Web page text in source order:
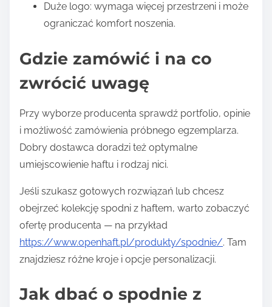
Duże logo: wymaga więcej przestrzeni i może
ograniczać komfort noszenia.
Gdzie zamówić i na co
zwrócić uwagę
Przy wyborze producenta sprawdź portfolio, opinie
i możliwość zamówienia próbnego egzemplarza.
Dobry dostawca doradzi też optymalne
umiejscowienie haftu i rodzaj nici.
Jeśli szukasz gotowych rozwiązań lub chcesz
obejrzeć kolekcję spodni z haftem, warto zobaczyć
ofertę producenta — na przykład
https://www.openhaft.pl/produkty/spodnie/. Tam
znajdziesz różne kroje i opcje personalizacji.
Jak dbać o spodnie z